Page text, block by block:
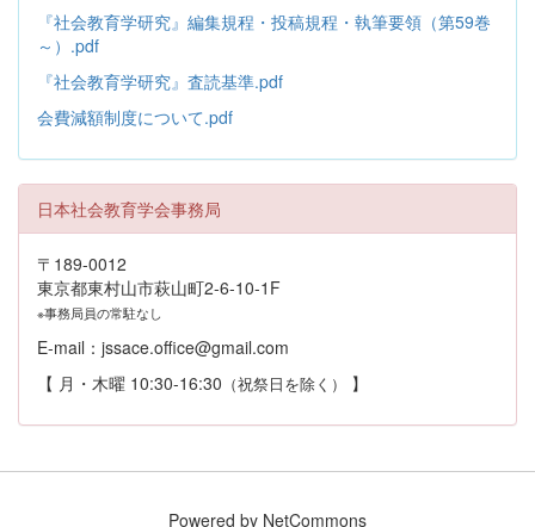
『社会教育学研究』編集規程・投稿規程・執筆要領（第59巻
～）.pdf
『社会教育学研究』査読基準.pdf
会費減額制度について.pdf
日本社会教育学会事務局
〒189-0012
東京都東村山市萩山町2-6-10-1F
※事務局員の常駐なし
E-mail：jssace.office@gmail.com
【 月・木曜 10:30-16:30 （祝祭日を除く） 】
Powered by NetCommons